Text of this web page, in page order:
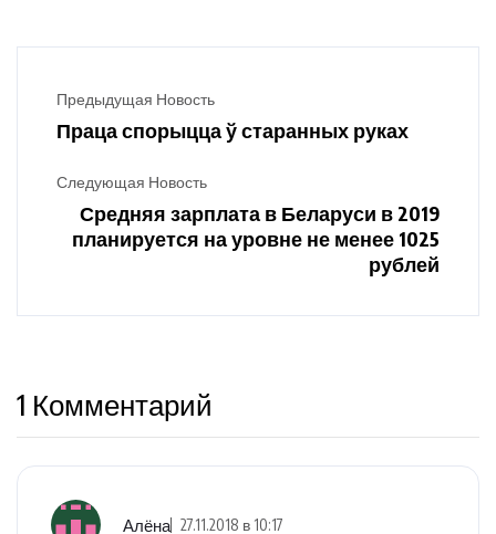
Предыдущая Новость
Праца спорыцца ў старанных руках
Следующая Новость
Средняя зарплата в Беларуси в 2019
планируется на уровне не менее 1025
рублей
1 Комментарий
Алёна 27.11.2018 в 10:17